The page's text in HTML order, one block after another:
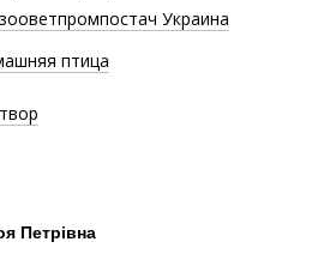
Украина
птица
Петрiвна